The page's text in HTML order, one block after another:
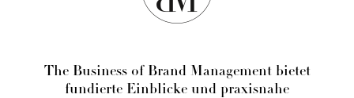
The Business of Brand Management bietet
fundierte Einblicke und praxisnahe